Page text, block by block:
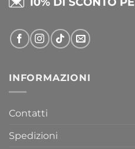
INFORMAZIONI
Contatti
Spedizioni